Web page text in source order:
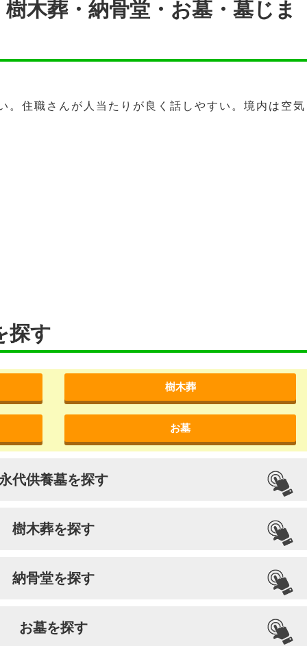
木葬・納骨堂・お墓・墓じま
。住職さんが人当たりが良く話しやすい。境内は空気
探す
樹木葬
お墓
代供養墓を探す
樹木葬を探す
納骨堂を探す
お墓を探す